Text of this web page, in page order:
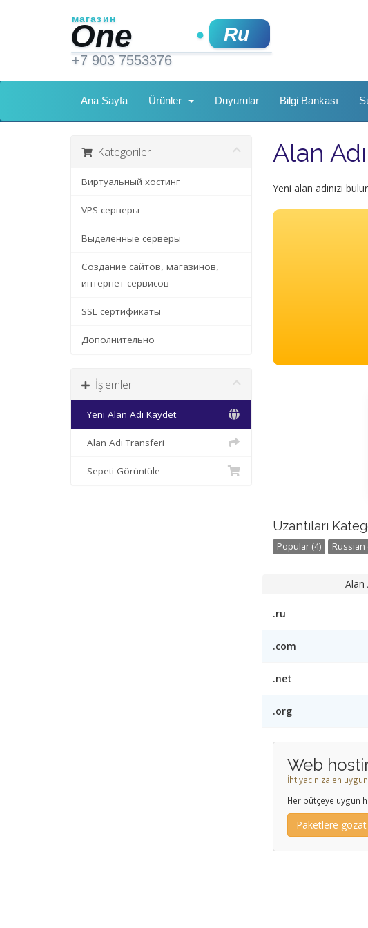
Ana Sayfa Ürünler Duyurular Bilgi Bankası
Kategoriler
Виртуальный хостинг
VPS серверы
Выделенные серверы
Создание сайтов, магазинов,
интернет-сервисов
SSL сертификаты
Дополнительно
İşlemler
Yeni Alan Adı Kaydet
Alan Adı Transferi
Sepeti Görüntüle
Alan
Yeni alan adınızı
Uzantıları
Popular (4) Russian
Alan
.ru
.com
.net
.org
Web
İhtiyacınıza en
Her bütçeye uygun
Paketlere gözat